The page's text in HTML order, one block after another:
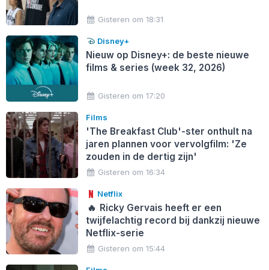
Gisteren om 18:31
Disney+
Nieuw op Disney+: de beste nieuwe
films & series (week 32, 2026)
Gisteren om 17:20
Films
'The Breakfast Club'-ster onthult na
jaren plannen voor vervolgfilm: 'Ze
zouden in de dertig zijn'
Gisteren om 16:34
Netflix
🔥 Ricky Gervais heeft er een
twijfelachtig record bij dankzij nieuwe
Netflix-serie
Gisteren om 15:44